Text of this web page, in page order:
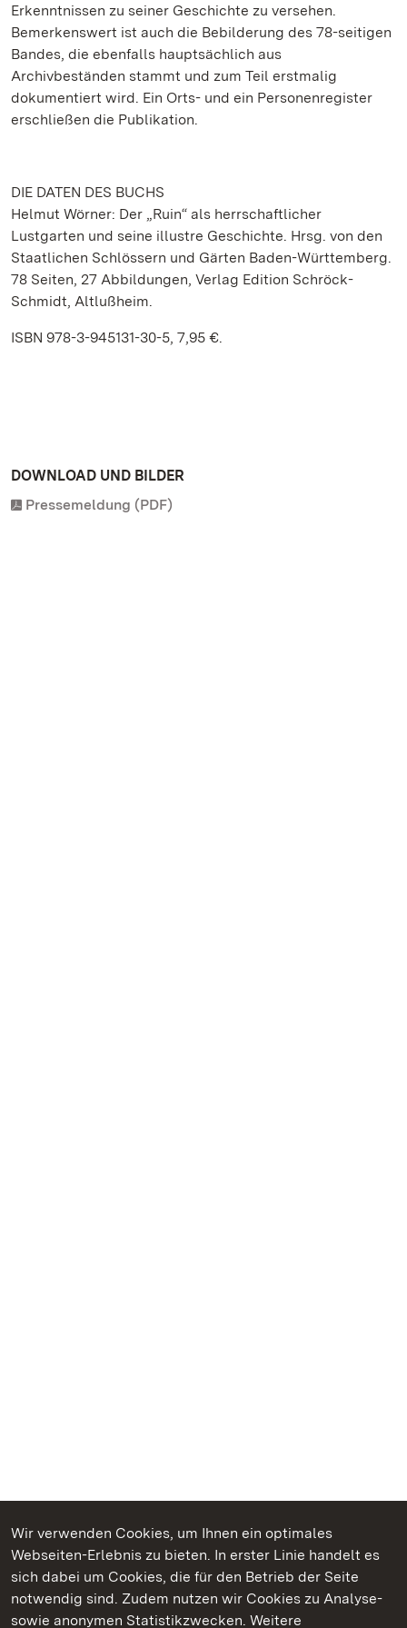
Wir verwenden Cookies, um Ihnen ein optimales
Webseiten-Erlebnis zu bieten. In erster Linie handelt es
sich dabei um Cookies, die für den Betrieb der Seite
notwendig sind. Zudem nutzen wir Cookies zu Analyse-
sowie anonymen Statistikzwecken. Weitere
Erkenntnissen zu seiner Geschichte zu versehen.
Bemerkenswert ist auch die Bebilderung des 78-seitigen
Bandes, die ebenfalls hauptsächlich aus
Archivbeständen stammt und zum Teil erstmalig
dokumentiert wird. Ein Orts- und ein Personenregister
erschließen die Publikation.
DIE DATEN DES BUCHS
Helmut Wörner: Der „Ruin“ als herrschaftlicher
Lustgarten und seine illustre Geschichte. Hrsg. von den
Staatlichen Schlössern und Gärten Baden-Württemberg.
78 Seiten, 27 Abbildungen, Verlag Edition Schröck-
Schmidt, Altlußheim.
ISBN 978-3-945131-30-5, 7,95 €.
DOWNLOAD UND BILDER
Pressemeldung (PDF)
Kommen. Staunen. Genießen.